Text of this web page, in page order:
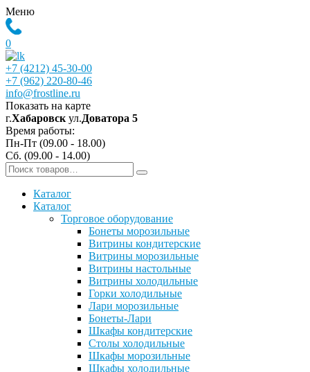
Меню
0
+7 (4212) 45-30-00
+7 (962) 220-80-46
info@frostline.ru
Показать на карте
г.Хабаровск ул.Доватора 5
Время работы:
Пн-Пт (09.00 - 18.00)
Сб. (09.00 - 14.00)
Каталог
Каталог
Торговое оборудование
Бонеты морозильные
Витрины кондитерские
Витрины морозильные
Витрины настольные
Витрины холодильные
Горки холодильные
Лари морозильные
Бонеты-Лари
Шкафы кондитерские
Столы холодильные
Шкафы морозильные
Шкафы холодильные